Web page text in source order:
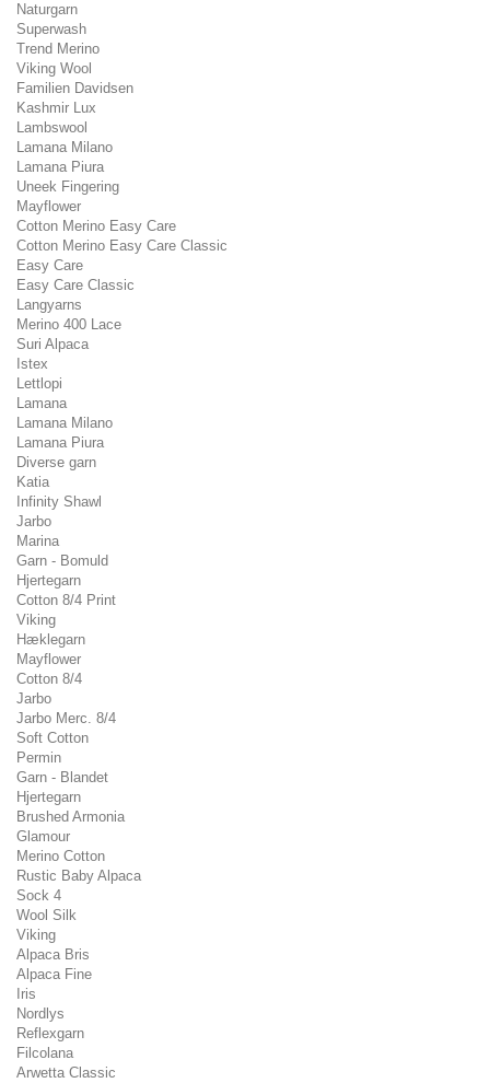
Naturgarn
Superwash
Trend Merino
Viking Wool
Familien Davidsen
Kashmir Lux
Lambswool
Lamana Milano
Lamana Piura
Uneek Fingering
Mayflower
Cotton Merino Easy Care
Cotton Merino Easy Care Classic
Easy Care
Easy Care Classic
Langyarns
Merino 400 Lace
Suri Alpaca
Istex
Lettlopi
Lamana
Lamana Milano
Lamana Piura
Diverse garn
Katia
Infinity Shawl
Jarbo
Marina
Garn - Bomuld
Hjertegarn
Cotton 8/4 Print
Viking
Hæklegarn
Mayflower
Cotton 8/4
Jarbo
Jarbo Merc. 8/4
Soft Cotton
Permin
Garn - Blandet
Hjertegarn
Brushed Armonia
Glamour
Merino Cotton
Rustic Baby Alpaca
Sock 4
Wool Silk
Viking
Alpaca Bris
Alpaca Fine
Iris
Nordlys
Reflexgarn
Filcolana
Arwetta Classic